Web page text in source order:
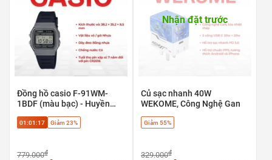
Đồng hồ casio F-91WM-
1BDF (màu bạc) - Huyền
Retro
01:01:17 Giảm 23%
779.000₫
Nhận đặt trước
Củ sạc nhanh 40W
WEKOME, Công Nghệ Gan
Giảm 55%
329.000₫